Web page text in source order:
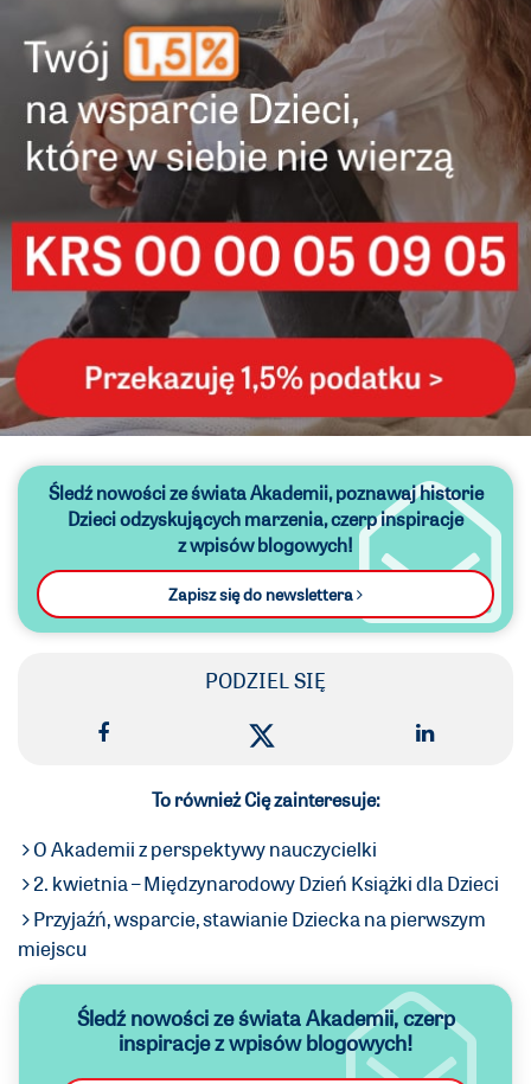
Śledź nowości ze świata Akademii,poznawaj historie
Dzieci odzyskujących marzenia,czerp inspiracje
z wpisów blogowych!
Zapisz się do newslettera
PODZIEL SIĘ
To również Cię zainteresuje:
O Akademii z perspektywy nauczycielki
2. kwietnia – Międzynarodowy Dzień Książki dla Dzieci
Przyjaźń, wsparcie, stawianie Dziecka na pierwszym
miejscu
Śledź nowości ze świata Akademii,czerp
inspiracje z wpisów blogowych!